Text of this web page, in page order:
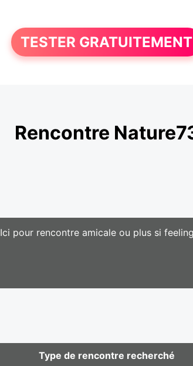
TESTER GRATUITEMENT
Rencontre
Ici pour rencontre amicale ou plus si
Type de rencontre recherché